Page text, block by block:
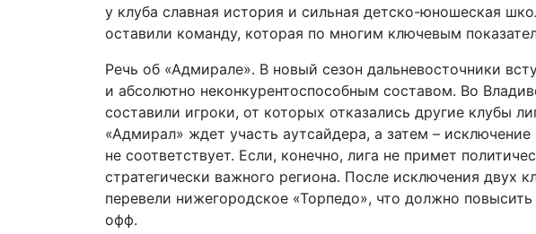
у клуба славная история и сильная детско-юношеская
оставили команду, которая по многим ключевым
Речь об «Адмирале». В новый сезон дальневосточники
и абсолютно неконкурентоспособным составом. Во
составили игроки, от которых отказались другие клубы
«Адмирал» ждет участь аутсайдера, а затем –
не соответствует. Если, конечно, лига не примет
стратегически важного региона. После исключения двух
перевели нижегородское «Торпедо», что должно
офф.